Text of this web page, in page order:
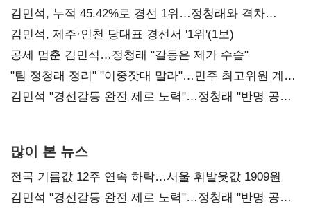
김민석, 누적 45.42%로 경선 1위…정청래와 격차
0.86%p(2보)
김민석, 제주·인천 당대표 경선서 '1위'(1보)
공세 멈춘 김민석…정청래 "갈등은 제가 수습"
"팀 정청래 정리" "이중잣대 말라"…민주 최고위원 계파
다툼 격화
김민석 "경선갈등 완전 제로 노력"…정청래 "반명 공세
많이 본 뉴스
전국 기름값 12주 연속 하락…서울 휘발윳값 1909원
김민석 "경선갈등 완전 제로 노력"…정청래 "반명 공세